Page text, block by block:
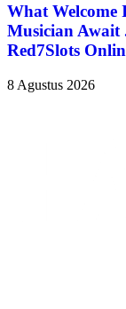
What Welcome
Musician Await
Red7Slots
8 Agustus 2026